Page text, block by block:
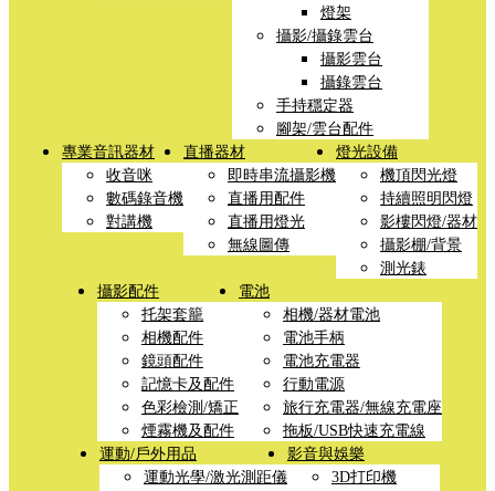
燈架
攝影/攝錄雲台
攝影雲台
攝錄雲台
手持穩定器
腳架/雲台配件
專業音訊器材
收音咪
數碼錄音機
對講機
直播器材
即時串流攝影機
直播用配件
直播用燈光
無線圖傳
燈光設備
機頂閃光燈
持續照明閃燈
影樓閃燈/器材
攝影棚/背景
測光錶
攝影配件
托架套籠
相機配件
鏡頭配件
記憶卡及配件
色彩檢測/矯正
煙霧機及配件
電池
相機/器材電池
電池手柄
電池充電器
行動電源
旅行充電器/無線充電座
拖板/USB快速充電線
運動/戶外用品
運動光學/激光測距儀
影音與娛樂
3D打印機